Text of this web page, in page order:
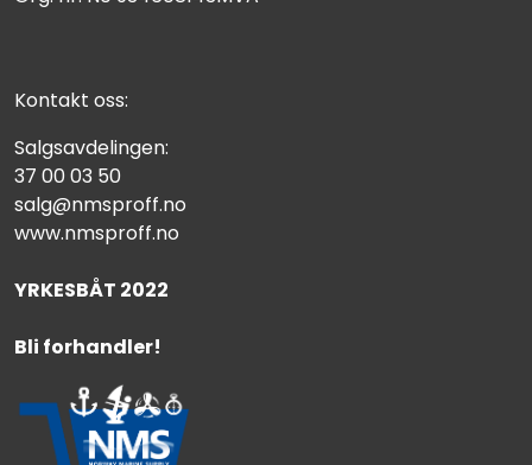
Kontakt oss:
Salgsavdelingen:
37 00 03 50
salg@nmsproff.no
www.nmsproff.no
YRKESBÅT 2022
Bli forhandler!